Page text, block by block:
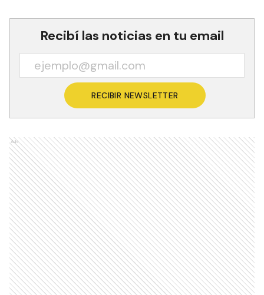
Recibí las noticias en tu email
RECIBIR NEWSLETTER
Ads